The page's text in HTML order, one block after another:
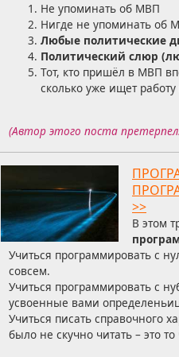
Не упоминать об МВП
Нигде не упоминать об
Любые политические
Политический слюр
Тот, кто пришёл в МВП
сколько уже ищет
(Автор этого поста
>>
В этом
Учиться программировать с
совсем.
Учиться программировать с
усвоенные вами
Учиться писать справочного
было не скучно читать – это